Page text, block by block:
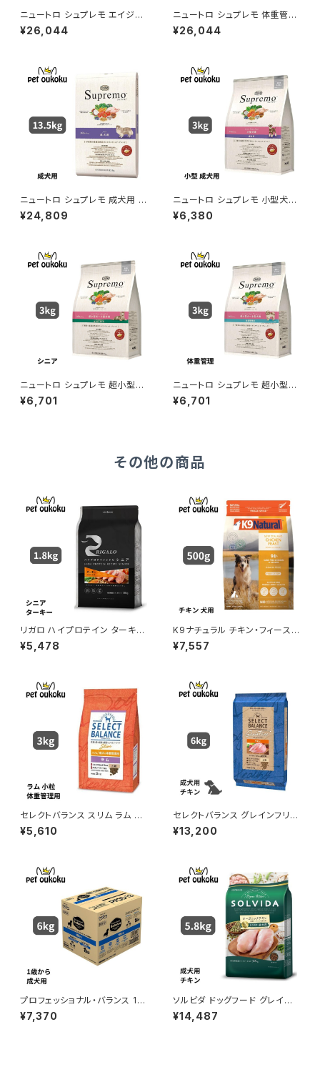
ニュートロ シュプレモ エイジン
グケア シニア犬用 13.5kg 007
9105109956
¥26,044
ニュートロ シュプレモ 体重管理
用 成犬用 13.5kg 007910510
9987
¥26,044
ニュートロ シュプレモ 成犬用 1
3.5kg 0079105109949
¥24,809
ニュートロ シュプレモ 小型犬
成犬用 3kg 456235878178
0
¥6,380
ニュートロ シュプレモ 超小型
犬〜小型犬 エイジングケア 3k
g 4562358781827
¥6,701
ニュートロ シュプレモ 超小型
犬〜小型犬 体重管理用 3kg 4
562358781865
¥6,701
その他の商品
リガロ ハイプロテイン ターキー
７歳以上用 1.8kg ドッグフード
ドライフード
¥5,478
K9ナチュラル チキン・フィースト
500g
¥7,557
セレクトバランス スリム ラム 小
粒 成犬用の体重管理用 3kg
¥5,610
セレクトバランス グレインフリー
アダルト チキン 小粒 １歳以上
の成犬用 6kg
¥13,200
プロフェッショナル・バランス 1歳
から成犬用 6kg
¥7,370
ソルビダ ドッグフード グレイン
フリー チキン 室内飼育成犬用
5.8kg 4562312014473
¥14,487